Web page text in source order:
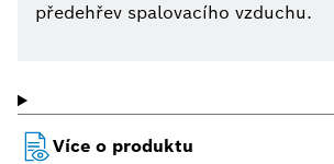
předehřev spalovacího vzduchu.
Více o produktu